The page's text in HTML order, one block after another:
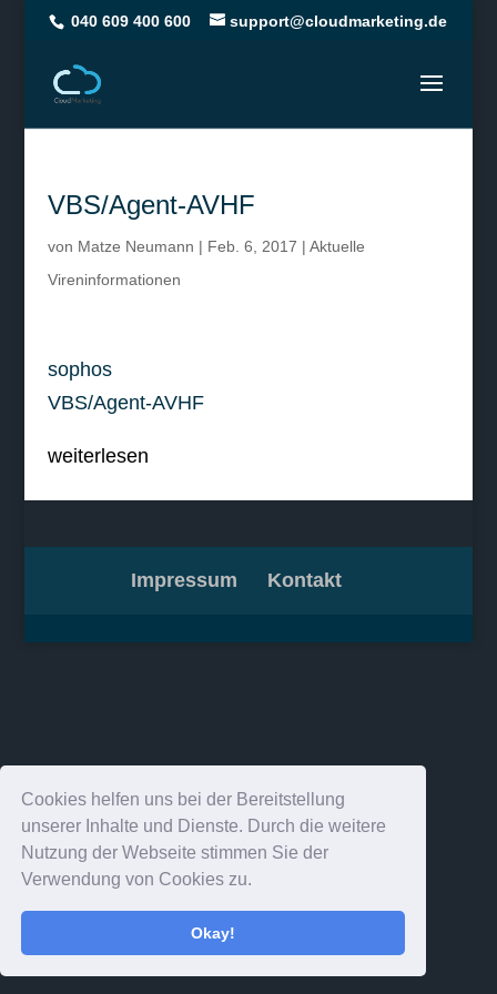
Cookies helfen uns bei der Bereitstellung
unserer Inhalte und Dienste. Durch die weitere
Nutzung der Webseite stimmen Sie der
Verwendung von Cookies zu.
Okay!
040 609 400 600 support@cloudmarketing.de
VBS/Agent-AVHF
von Matze Neumann | Feb. 6, 2017 | Aktuelle
Vireninformationen
sophos
VBS/Agent-AVHF
weiterlesen
Impressum Kontakt